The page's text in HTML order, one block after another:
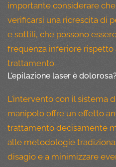
importante considerare
verificarsi una ricrescita di
e sottili, che possono
frequenza inferiore rispetto
trattamento.
L'epilazione laser è dolorosa?
L'intervento con il sistema
manipolo offre un effetto
trattamento decisamente
alle metodologie
disagio e a minimizzare